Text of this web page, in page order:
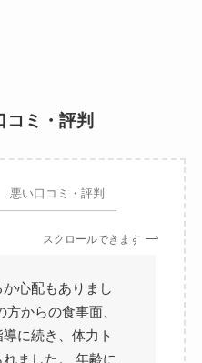
ミ・評判
悪い口コミ・評判
スクロールできます
心配もありまし
からの食事面、
に続き、体力ト
ました。 年齢に